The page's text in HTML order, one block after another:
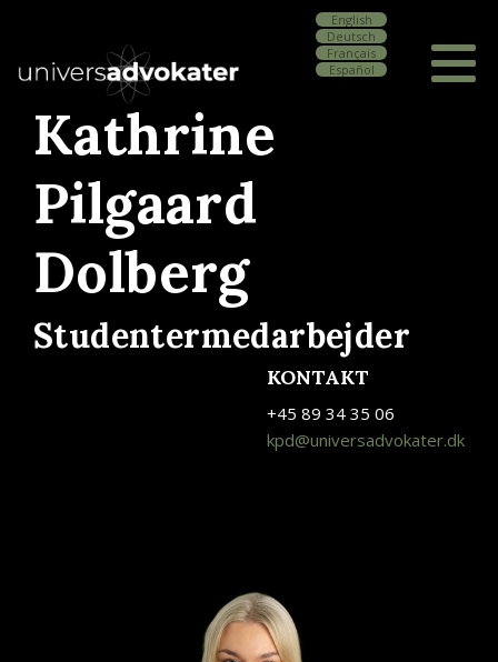
English
Deutsch
Français
Español
Kathrine
Pilgaard
Dolberg
Studentermedarbejder
KONTAKT
+45 89 34 35 06
kpd@universadvokater.dk